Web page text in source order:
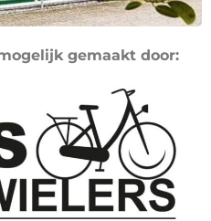
gemaakt door: